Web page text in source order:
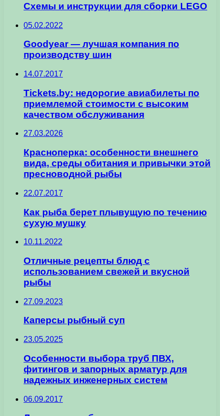
Схемы и инструкции для сборки LEGO
05.02.2022
Goodyear — лучшая компания по
производству шин
14.07.2017
Tickets.by: недорогие авиабилеты по
приемлемой стоимости с высоким
качеством обслуживания
27.03.2026
Красноперка: особенности внешнего
вида, среды обитания и привычки этой
пресноводной рыбы
22.07.2017
Как рыба берет плывущую по течению
сухую мушку
10.11.2022
Отличные рецепты блюд с
использованием свежей и вкусной
рыбы
27.09.2023
Каперсы рыбный суп
23.05.2025
Особенности выбора труб ПВХ,
фитингов и запорных арматур для
надежных инженерных систем
06.09.2017